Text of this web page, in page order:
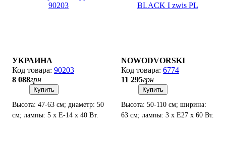
УКРАИНА
90203
8 088грн
Купить
Высота: 47-63 см; диаметр: 50
см; лампы: 5 х Е-14 х 40 Вт.
NOWODVORSKI
6774
11 295грн
Купить
Высота: 50-110 см; ширина:
63 см; лампы: 3 х Е27 х 60 Вт.